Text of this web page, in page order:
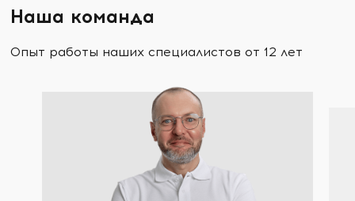
Наша команда
Опыт работы наших специалистов от 12 лет